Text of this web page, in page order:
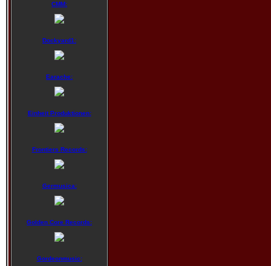
CMM:
Dockyard1:
Earache:
Einheit Produktionen:
Frontiers Records:
Germusica:
Golden Core Records:
Gordeonmusic: